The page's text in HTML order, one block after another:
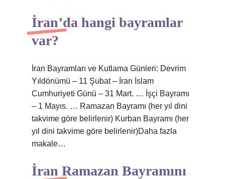
İran’da hangi bayramlar
var?
İran Bayramları ve Kutlama Günleri: Devrim
Yıldönümü – 11 Şubat – İran İslam
Cumhuriyeti Günü – 31 Mart. … İşçi Bayramı
– 1 Mayıs. … Ramazan Bayramı (her yıl dini
takvime göre belirlenir) Kurban Bayramı (her
yıl dini takvime göre belirlenir)Daha fazla
makale…
İran Ramazan Bayramını